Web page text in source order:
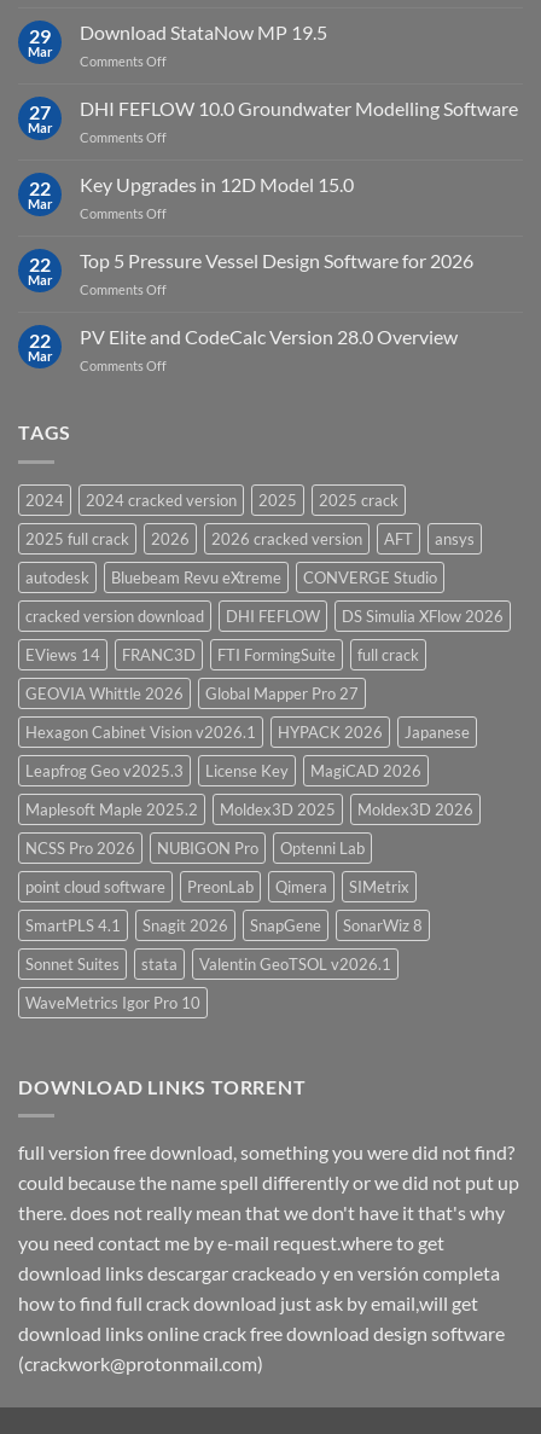
download
10
Point
Cloud
Software
29
Mar
Download StataNow MP 19.5
Comments Offon
StataNow
MP
19.5
27
Mar
DHI FEFLOW 10.0 Groundwater Modelling Software
Comments Offon
FEFLOW
10.0
Groundwater
Software
22
Mar
Key Upgrades in 12D Model 15.0
Comments Offon
Upgrades
in
12D
15.0
22
Mar
Top 5 Pressure Vessel Design Software for 2026
Comments Offon
Pressure
Vessel
22
Mar
PV Elite and CodeCalc Version 28.0 Overview
Comments Offon
28.0
Overview
TAGS
2024 2024 cracked version 2025
2025 crack
2025 full crack
2026 2026 cracked version AFT
ansys
autodesk
Bluebeam Revu eXtreme
CONVERGE Studio
cracked version download
DHI FEFLOW
DS Simulia XFlow 2026
EViews 14
FRANC3D FTI FormingSuite
full crack
GEOVIA Whittle 2026
Global Mapper Pro 27
Hexagon Cabinet Vision v2026.1
HYPACK 2026
Japanese
Leapfrog Geo v2025.3
License Key
MagiCAD 2026
Maplesoft Maple 2025.2
Moldex3D 2025
Moldex3D 2026
NCSS Pro 2026
NUBIGON Pro
Optenni Lab
point cloud software
PreonLab Qimera
SIMetrix
SmartPLS 4.1
Snagit 2026 SnapGene
SonarWiz 8
Sonnet Suites
stata
Valentin GeoTSOL v2026.1
WaveMetrics Igor Pro 10
DOWNLOAD LINKS TORRENT
full version free download, something you were did not find?
could because the name spell differently or we did not put up
there. does not really mean that we don't have it that's why
you need contact me by e-mail request.where to get
download links descargar crackeado y en versión completa
how to find full crack download just ask by email,will get
download links online crack free download design software
(crackwork@protonmail.com)